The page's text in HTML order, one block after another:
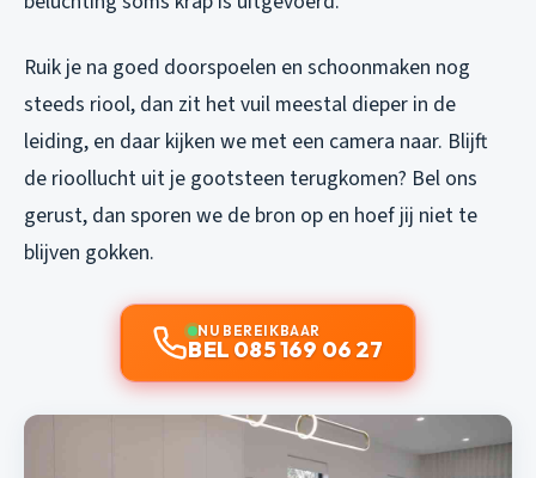
Ruik je na goed doorspoelen en schoonmaken nog
steeds riool, dan zit het vuil meestal dieper in de
leiding, en daar kijken we met een camera naar. Blijft
de rioollucht uit je gootsteen terugkomen? Bel ons
gerust, dan sporen we de bron op en hoef jij niet te
blijven gokken.
NU BEREIKBAAR
BEL 085 169 06 27